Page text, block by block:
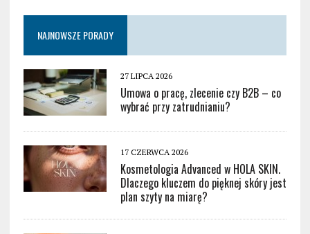
NAJNOWSZE PORADY
27 LIPCA 2026
Umowa o pracę, zlecenie czy B2B – co
wybrać przy zatrudnianiu?
17 CZERWCA 2026
Kosmetologia Advanced w HOLA SKIN.
Dlaczego kluczem do pięknej skóry jest
plan szyty na miarę?